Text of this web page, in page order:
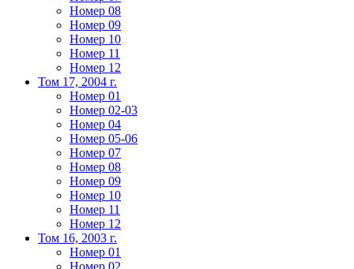
Номер 08
Номер 09
Номер 10
Номер 11
Номер 12
Том 17, 2004 г.
Номер 01
Номер 02-03
Номер 04
Номер 05-06
Номер 07
Номер 08
Номер 09
Номер 10
Номер 11
Номер 12
Том 16, 2003 г.
Номер 01
Номер 02